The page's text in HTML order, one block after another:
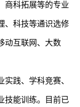
商科拓展等的专业
、科技等通识选修
动互联网、大数
践、学科竞赛、
技能训练。目前已